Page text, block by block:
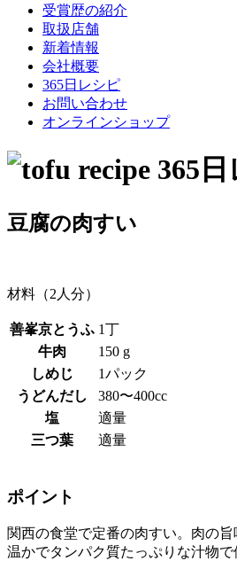
受賞歴の紹介
取扱店舗
新着情報
会社概要
365日レシピ
お問い合わせ
オンラインショップ
豆腐の肉すい
材料（2人分）
善峯京とうふ 1丁
牛肉
150 g
しめじ
1パック
うどんだし
380〜400cc
塩
適量
三つ葉
適量
ポイント
関西の食堂で定番の肉すい。肉の
温かでタンパク質たっぷりな汁物